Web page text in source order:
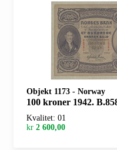
Objekt 1173 - Norway
100 kroner 1942.
Kvalitet: 01
kr 2 600,00